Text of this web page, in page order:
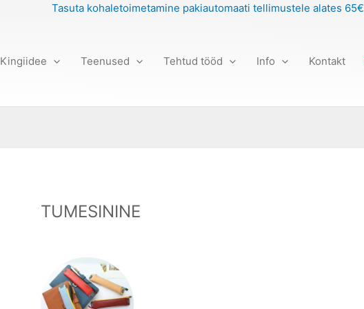
Tasuta kohaletoimetamine pakiautomaati tellimustele alates 65€
Kingiidee Teenused Tehtud tööd Info Kontakt
TUMESININE
12,00 €
through
This
product
has